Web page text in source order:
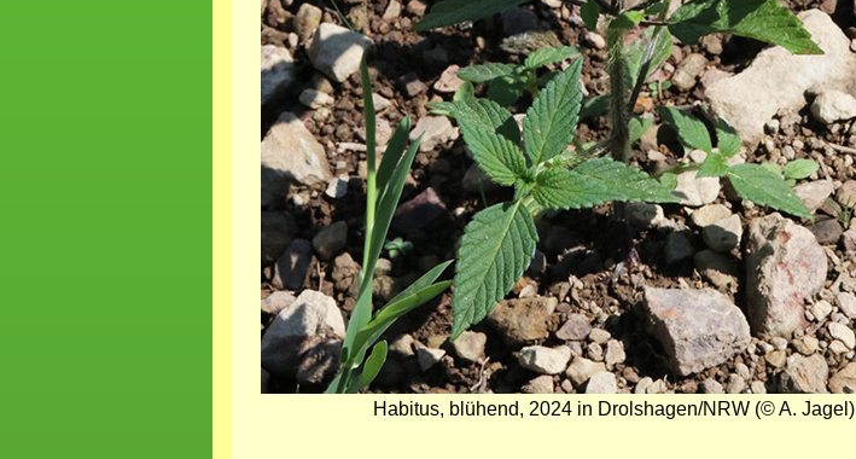
Habitus, blühend, 2024 in Drolshagen/NRW (© A. Jagel)